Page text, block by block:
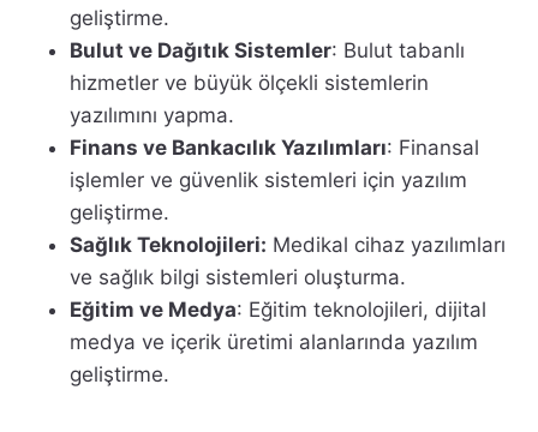
geliştirme.
Bulut ve Dağıtık Sistemler: Bulut tabanlı
hizmetler ve büyük ölçekli sistemlerin
yazılımını yapma.
Finans ve Bankacılık Yazılımları: Finansal
işlemler ve güvenlik sistemleri için yazılım
geliştirme.
Sağlık Teknolojileri: Medikal cihaz yazılımları
ve sağlık bilgi sistemleri oluşturma.
Eğitim ve Medya: Eğitim teknolojileri, dijital
medya ve içerik üretimi alanlarında yazılım
geliştirme.